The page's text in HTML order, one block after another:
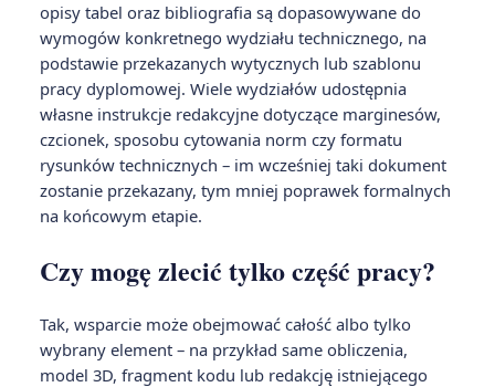
opisy tabel oraz bibliografia są dopasowywane do
wymogów konkretnego wydziału technicznego, na
podstawie przekazanych wytycznych lub szablonu
pracy dyplomowej. Wiele wydziałów udostępnia
własne instrukcje redakcyjne dotyczące marginesów,
czcionek, sposobu cytowania norm czy formatu
rysunków technicznych – im wcześniej taki dokument
zostanie przekazany, tym mniej poprawek formalnych
na końcowym etapie.
Czy mogę zlecić tylko część pracy?
Tak, wsparcie może obejmować całość albo tylko
wybrany element – na przykład same obliczenia,
model 3D, fragment kodu lub redakcję istniejącego